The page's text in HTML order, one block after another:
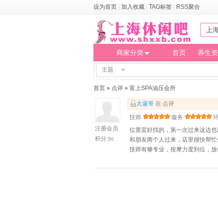
设为首页 加入收藏 TAG标签 RSS聚合
上
商家分类 首页 养生
主题
首页 » 点评 » 富上SPA油压会所
注册会员
积分:50
大逼哥 在 点评
技师
服务
位置蛮好找的，第一次过来这边
和朋友两个人过来，店里很快帮
技师有够专业，按摩力度到位，